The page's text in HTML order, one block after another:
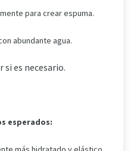
para crear espuma.
abundante agua.
si es necesario.
esperados: